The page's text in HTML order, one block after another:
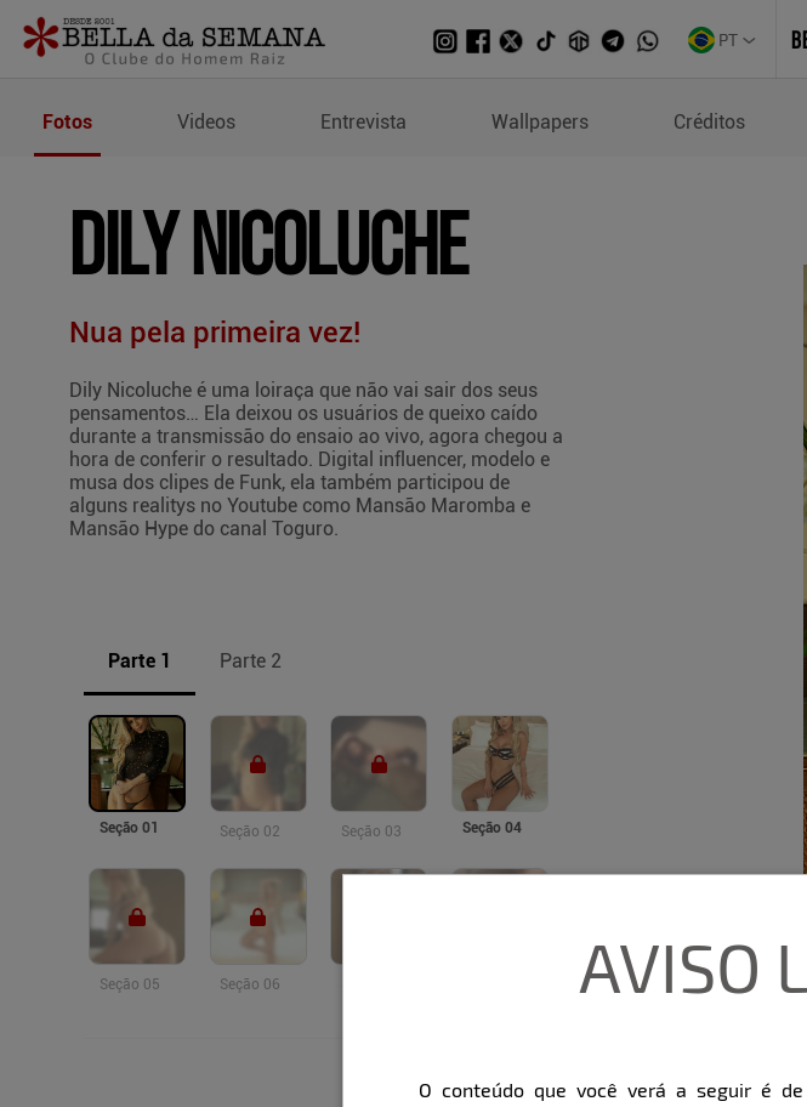
PT
Fotos de Dily Nicoluche
Fotos Videos Entrevista Wallpapers Créditos
DILY NICOLUCHE
Nua pela primeira vez!
Dily Nicoluche é uma loiraça que não vai sair dos seus
pensamentos… Ela deixou os usuários de queixo caído
durante a transmissão do ensaio ao vivo, agora chegou a
hora de conferir o resultado. Digital influencer, modelo e
musa dos clipes de Funk, ela também participou de
alguns realitys no Youtube como Mansão Maromba e
Mansão Hype do canal Toguro.
Parte 1 Parte 2
Seção 01 Seção 02 Seção 03 Seção 04
Seção 05 Seção 06 AVISO
O conteúdo que você verá a seguir é